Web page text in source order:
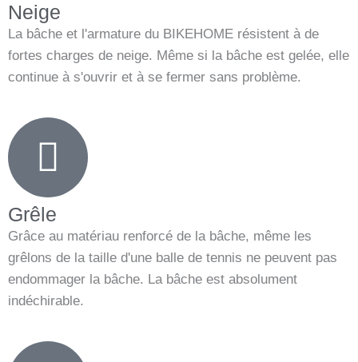
Neige
La bâche et l'armature du BIKEHOME résistent à de
fortes charges de neige. Même si la bâche est gelée, elle
continue à s'ouvrir et à se fermer sans problème.
Grêle
Grâce au matériau renforcé de la bâche, même les
grêlons de la taille d'une balle de tennis ne peuvent pas
endommager la bâche. La bâche est absolument
indéchirable.